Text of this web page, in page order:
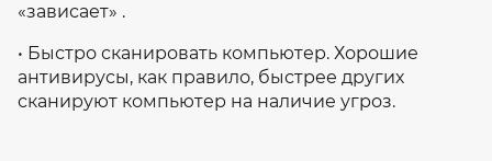
«зависает» .
• Быстро сканировать компьютер. Хорошие
антивирусы, как правило, быстрее других
сканируют компьютер на наличие угроз.